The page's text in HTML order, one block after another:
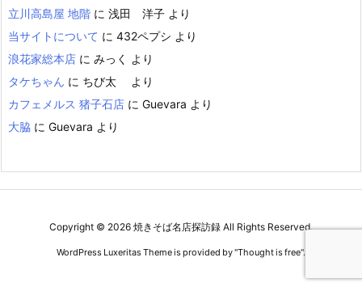
立川高島屋 地階 に 浅田 洋子 より
当サイトについて に 432ペプシ より
浪花家総本店 に みっく
より
タケちゃん に ちび太
より
カフェメルス 猪子石店 に Guevara より
大脇 に Guevara より
Copyright © 2026 焼きそば名店探訪録 All Rights Reserved.
WordPress Luxeritas Theme is provided by "Thought is free".